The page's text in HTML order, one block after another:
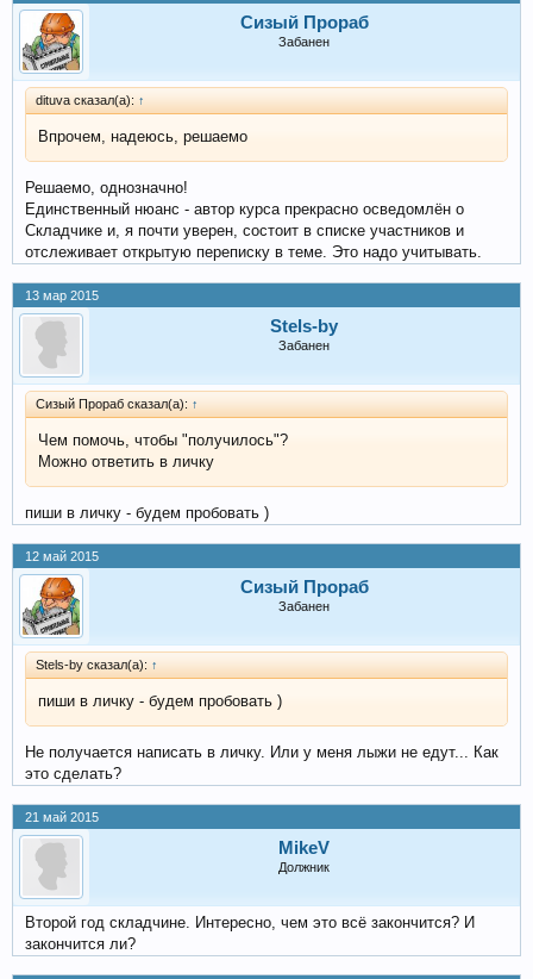
Сизый Прораб
Забанен
dituva сказал(а): ↑
Впрочем, надеюсь, решаемо
Решаемо, однозначно!
Единственный нюанс - автор курса прекрасно осведомлён о
Складчике и, я почти уверен, состоит в списке участников и
отслеживает открытую переписку в теме. Это надо учитывать.
13 мар 2015
Stels-by
Забанен
Сизый Прораб сказал(а): ↑
Чем помочь, чтобы "получилось"?
Можно ответить в личку
пиши в личку - будем пробовать )
12 май 2015
Сизый Прораб
Забанен
Stels-by сказал(а): ↑
пиши в личку - будем пробовать )
Не получается написать в личку. Или у меня лыжи не едут... Как
это сделать?
21 май 2015
MikeV
Должник
Второй год складчине. Интересно, чем это всё закончится? И
закончится ли?